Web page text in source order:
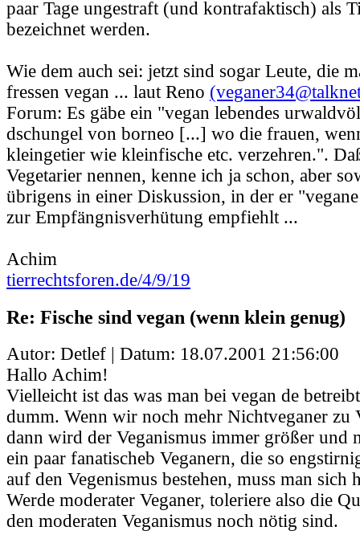
paar Tage ungestraft (und kontrafaktisch) als
bezeichnet werden.
Wie dem auch sei: jetzt sind sogar Leute, die
fressen vegan ... laut Reno
Forum: Es gäbe ein "vegan lebendes
dschungel von borneo [...] wo die frauen,
kleingetier wie kleinfische etc. verzehren.".
Vegetarier nennen, kenne ich ja schon, aber
übrigens in einer Diskussion, in der er
zur Empfängnisverhütung empfiehlt ...
Achim
tierrechtsforen.de/4/9/19
Re: Fische sind vegan (wenn klein genug)
Autor: Detlef | Datum: 18.07.2001 21:56:00
Hallo Achim!
Vielleicht ist das was man bei vegan de
dumm. Wenn wir noch mehr Nichtveganer zu
dann wird der Veganismus immer größer und
ein paar fanatischeb Veganern, die so
auf den Vegenismus bestehen, muss man sich
Werde moderater Veganer, toleriere also die
den moderaten Veganismus noch nötig sind.